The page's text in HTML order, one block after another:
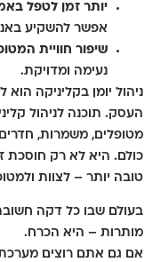
יותר זמן לטפל
אפשר להשקיע
שיפור חוויית
נעימה ומדויקת.
ניהול יומן בקליניקה
העסק. תוכנה לניהול
מטופלים, משמרות,
כולם. היא לא רק חוסכת
טובה יותר – לצוות
בעולם שבו כל דקה
מותרות – היא הכרח.
אם גם אתם רוצים